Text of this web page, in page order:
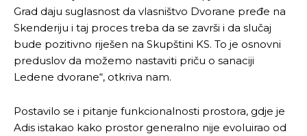
Grad daju suglasnost da vlasništvo Dvorane pređe na
Skenderiju i taj proces treba da se završi i da slučaj
bude pozitivno riješen na Skupštini KS. To je osnovni
preduslov da možemo nastaviti priču o sanaciji
Ledene dvorane“, otkriva nam.
Postavilo se i pitanje funkcionalnosti prostora, gdje je
Adis istakao kako prostor generalno nije evoluirao od